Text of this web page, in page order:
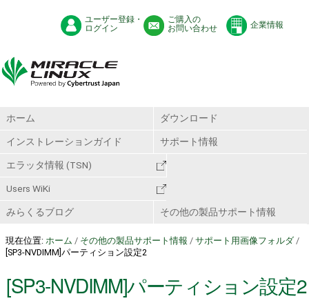
ユーザー登録・
ログイン
ご購入の
お問い合わせ
企業情報
ホーム ダウンロード
インストレーションガイド サポート情報
エラッタ情報 (TSN)
Users WiKi
みらくるブログ その他の製品サポート情報
現在位置: ホーム / その他の製品サポート情報 / サポート用画像フォルダ /
[SP3-NVDIMM]パーティション設定2
[SP3-NVDIMM]パーティション設定2